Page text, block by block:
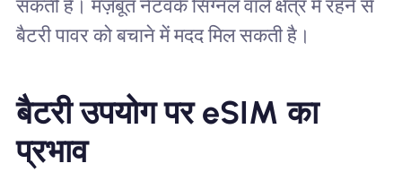
सकती है। मज़बूत नेटवर्क सिग्नल वाले क्षेत्र में रहने से
बैटरी पावर को बचाने में मदद मिल सकती है।
बैटरी उपयोग पर eSIM का
प्रभाव